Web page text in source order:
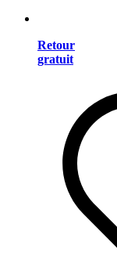
Retour
gratuit